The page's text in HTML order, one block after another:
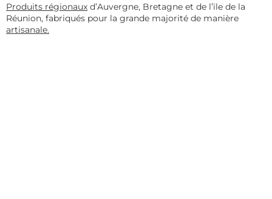
Produits régionaux d’Auvergne, Bretagne et de l’ïle de la
Réunion, fabriqués pour la grande majorité de manière
artisanale.